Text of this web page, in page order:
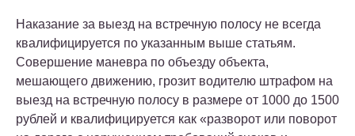
Наказание за выезд на встречную полосу не всегда
квалифицируется по указанным выше статьям.
Совершение маневра по объезду объекта,
мешающего движению, грозит водителю штрафом на
выезд на встречную полосу в размере от 1000 до 1500
рублей и квалифицируется как «разворот или поворот